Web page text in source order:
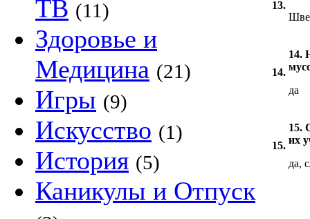
ТВ (11)
Здоровье и
Медицина (21)
Игры (9)
Искусство (1)
История (5)
Каникулы и Отпуск
13.
14.
14.
да
15.
15.
их
да,